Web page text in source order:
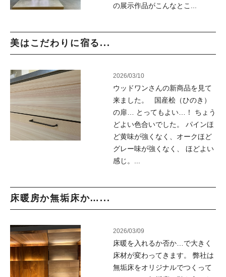
の展示作品がこんなとこ...
美はこだわりに宿る...
2026/03/10
ウッドワンさんの新商品を見て
来ました。 国産桧（ひのき）
の扉… とってもよい…！ ちょう
どよい色合いでした。 パインほ
ど黄味が強くなく、オークほど
グレー味が強くなく、 ほどよい
感じ。...
床暖房か無垢床か…...
2026/03/09
床暖を入れるか否か…で大きく
床材が変わってきます。 弊社は
無垢床をオリジナルでつくって